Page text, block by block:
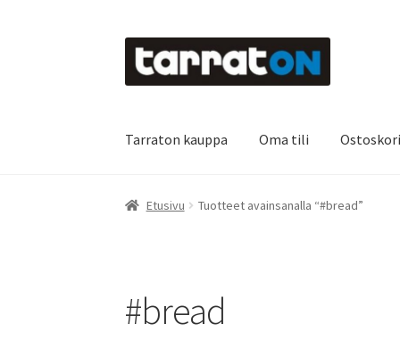
Siirry
navigointiin
Siirry
sisältöön
Tarraton kauppa Oma tili Ostoskori
Etusivu Kyltit Laserleikkaus & -kaiverrus
Tietoa meistä Toimitusehdot
Etusivu Tuotteet avainsanalla “#bread”
#bread